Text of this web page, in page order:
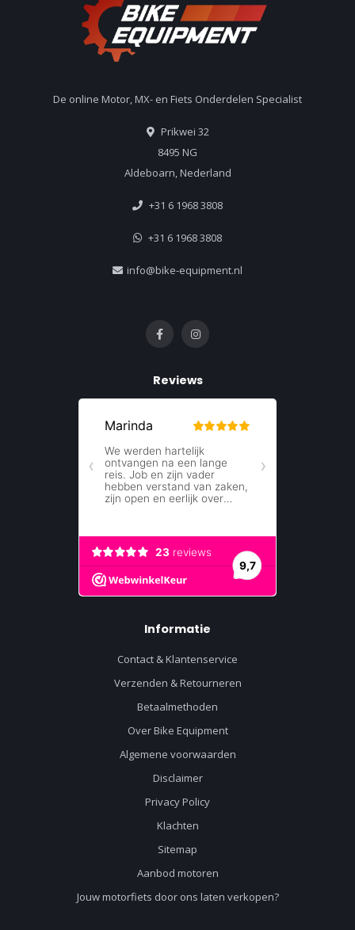
De online Motor, MX- en Fiets Onderdelen Specialist
Prikwei 32
8495 NG
Aldeboarn, Nederland
+31 6 1968 3808
+31 6 1968 3808
info@bike-equipment.nl
Reviews
Informatie
Contact & Klantenservice
Verzenden & Retourneren
Betaalmethoden
Over Bike Equipment
Algemene voorwaarden
Disclaimer
Privacy Policy
Klachten
Sitemap
Aanbod motoren
Jouw motorfiets door ons laten verkopen?